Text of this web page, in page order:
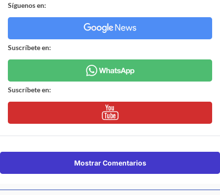
Síguenos en:
Suscríbete en:
Suscríbete en:
Mostrar Comentarios